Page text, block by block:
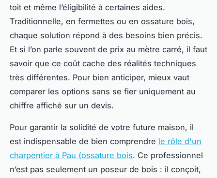
toit et même l’éligibilité à certaines aides.
Traditionnelle, en fermettes ou en ossature bois,
chaque solution répond à des besoins bien précis.
Et si l’on parle souvent de prix au mètre carré, il faut
savoir que ce coût cache des réalités techniques
très différentes. Pour bien anticiper, mieux vaut
comparer les options sans se fier uniquement au
chiffre affiché sur un devis.
Pour garantir la solidité de votre future maison, il
est indispensable de bien comprendre le rôle d'un
charpentier à Pau (ossature bois. Ce professionnel
n’est pas seulement un poseur de bois : il conçoit,